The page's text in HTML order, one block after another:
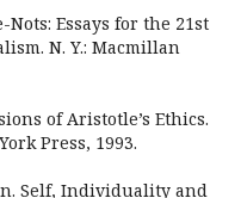
Essays for the 21st
N. Y.: Macmіllan
of Aristotle’s Ethics.
Press, 1993.
Self, Individuality and